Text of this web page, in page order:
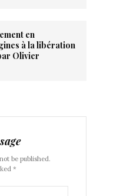
en
à la libération
Olivier
be published.
*